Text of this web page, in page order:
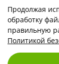
Наша
Для
Продолжая
обработку
правильную
Политикой